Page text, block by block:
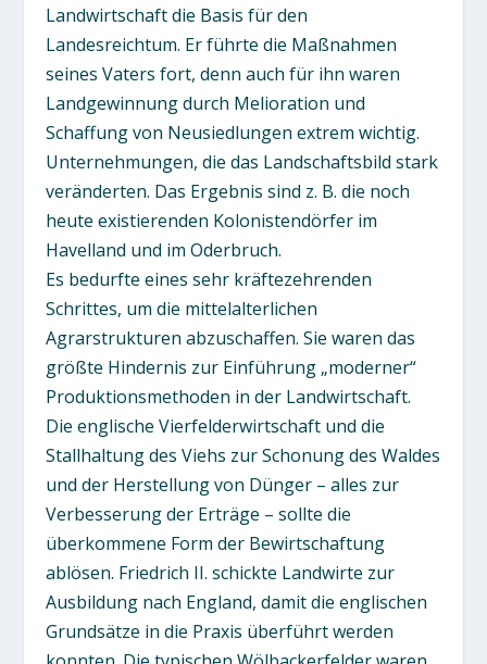
Landwirtschaft die Basis für den
Landesreichtum. Er führte die Maßnahmen
seines Vaters fort, denn auch für ihn waren
Landgewinnung durch Melioration und
Schaffung von Neusiedlungen extrem wichtig.
Unternehmungen, die das Landschaftsbild stark
veränderten. Das Ergebnis sind z. B. die noch
heute existierenden Kolonistendörfer im
Havelland und im Oderbruch.
Es bedurfte eines sehr kräftezehrenden
Schrittes, um die mittelalterlichen
Agrarstrukturen abzuschaffen. Sie waren das
größte Hindernis zur Einführung „moderner“
Produktionsmethoden in der Landwirtschaft.
Die englische Vierfelderwirtschaft und die
Stallhaltung des Viehs zur Schonung des Waldes
und der Herstellung von Dünger – alles zur
Verbesserung der Erträge – sollte die
überkommene Form der Bewirtschaftung
ablösen. Friedrich II. schickte Landwirte zur
Ausbildung nach England, damit die englischen
Grundsätze in die Praxis überführt werden